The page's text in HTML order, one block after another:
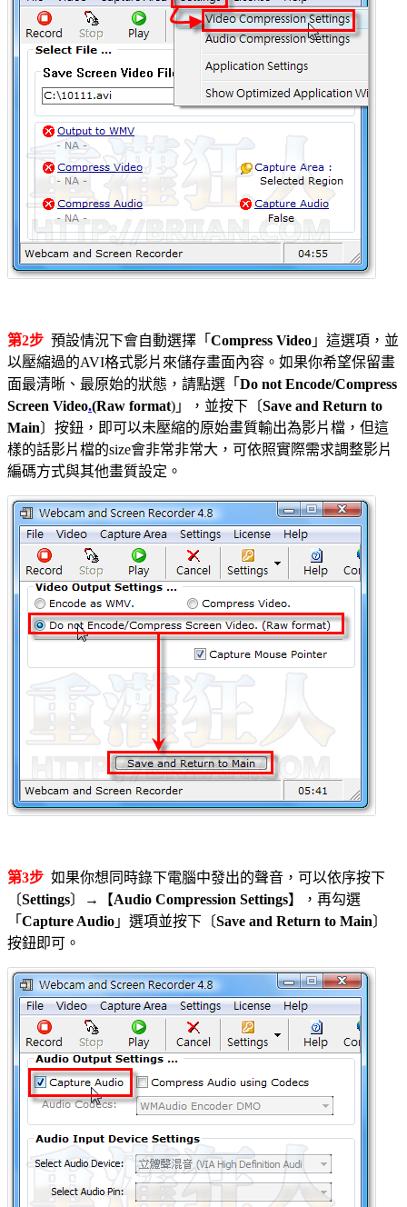
第2步 預設情況下會自動選擇「 Compress Video 」這選項，並
以壓縮過的AVI格式影片來儲存畫面內容。如果你希望保留畫
面最清晰、最原始的狀態，請點選「 Do not Encode/Compress
Screen Video.(Raw format)」，並按下〔Save and Return to
Main〕按鈕，即可以未壓縮的原始畫質輸出為影片檔，但這
樣的話影片檔的size會非常非常大，可依照實際需求調整影片
編碼方式與其他畫質設定。
第3步 如果你想同時錄下電腦中發出的聲音，可以依序按下
〔Settings〕→【Audio Compression Settings】，再勾選
「 Capture Audio 」選項並按下〔Save and Return to Main〕
按鈕即可。